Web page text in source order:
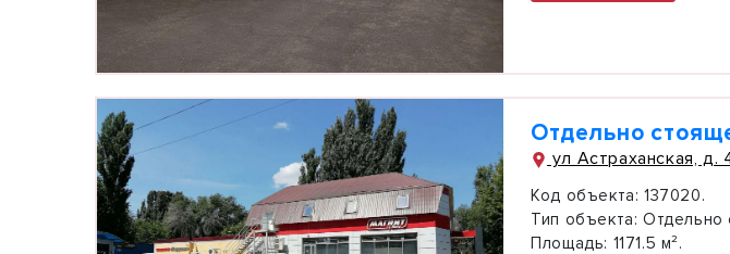
Отдельно
ул Астраханская, д.
Код объекта: 137020.
Тип объекта: Отдельно
Площадь: 1171.5 м².